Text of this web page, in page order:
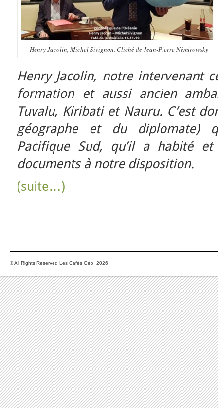
Henry Jacolin, Michel Sivignon. Cliché de Jean-Pierre Némirowsky
Henry Jacolin, notre intervenant
formation et aussi ancien
Tuvalu, Kiribati et Nauru. C’est
géographe et du diplomate)
Pacifique Sud, qu’il a habité
documents à notre disposition.
(suite…)
© All Rights Reserved Les Cafés Géo 2026